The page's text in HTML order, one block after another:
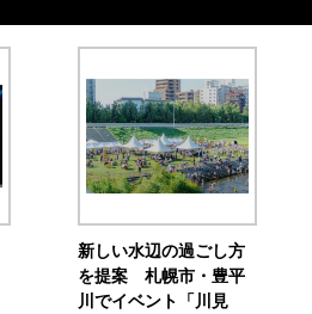
新しい水辺の過ごし方
を提案 札幌市・豊平
川でイベント「川見